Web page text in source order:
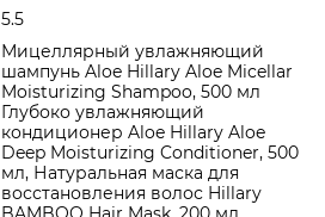
5.5
Мицеллярный увлажняющий
шампунь Aloe Hillary Aloe Micellar
Moisturizing Shampoo, 500 мл
Глубоко увлажняющий
кондиционер Aloe Hillary Aloe
Deep Moisturizing Conditioner, 500
мл, Натуральная маска для
восстановления волос Hillary